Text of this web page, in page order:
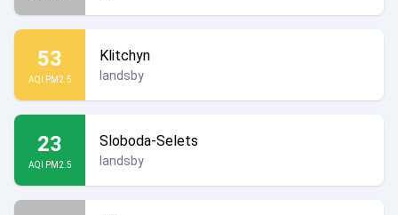
53
AQI PM2.5
Klitchyn
landsby
23
AQI PM2.5
Sloboda-Selets
landsby